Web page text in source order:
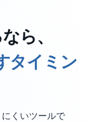
ら、
タイミン
くいツールで